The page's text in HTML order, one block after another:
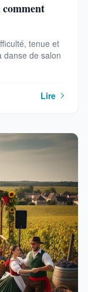
comment
tenue et
danse de salon
Lire